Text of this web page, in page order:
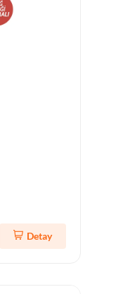
Detay